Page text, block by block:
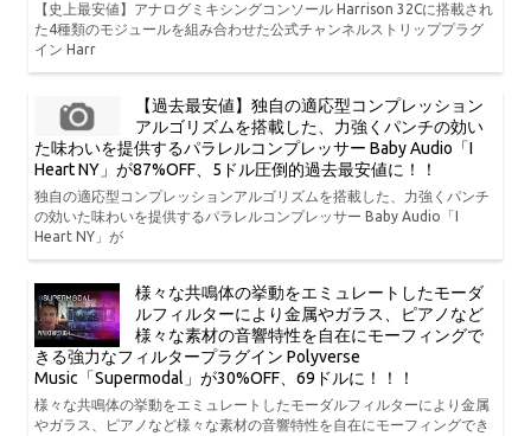
【史上最安値】アナログミキシングコンソール Harrison 32Cに搭載され
た4種類のモジュールを組み合わせた公式チャンネルストリッププラグ
イン Harr
【過去最安値】独自の適応型コンプレッション
アルゴリズムを搭載した、力強くパンチの効い
た味わいを提供するパラレルコンプレッサー Baby Audio「I
Heart NY」が87%OFF、5ドル圧倒的過去最安値に！！
独自の適応型コンプレッションアルゴリズムを搭載した、力強くパンチ
の効いた味わいを提供するパラレルコンプレッサー Baby Audio「I
Heart NY」が
様々な共鳴体の挙動をエミュレートしたモーダ
ルフィルターにより金属やガラス、ピアノなど
様々な素材の音響特性を自在にモーフィングで
きる強力なフィルタープラグイン Polyverse
Music「Supermodal」が30%OFF、69ドルに！！！
様々な共鳴体の挙動をエミュレートしたモーダルフィルターにより金属
やガラス、ピアノなど様々な素材の音響特性を自在にモーフィングでき